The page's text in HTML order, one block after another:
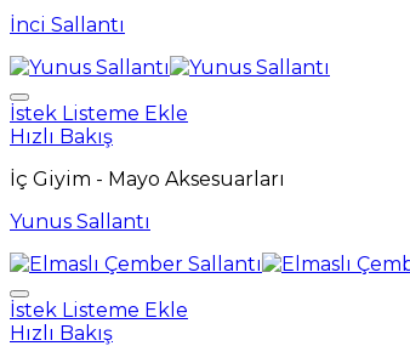
İnci Sallantı
İstek Listeme Ekle
Hızlı Bakış
İç Giyim - Mayo Aksesuarları
Yunus Sallantı
İstek Listeme Ekle
Hızlı Bakış